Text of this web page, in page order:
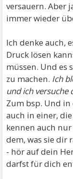
versauern. Aber
immer wieder
Ich denke auch,
Druck lösen
müssen. Und es
zu machen. Ich
und ich versuche
Zum bsp. Und in
auch in einer,
kennen auch
dem, was sie dir
- hör auf dein
darfst für dich